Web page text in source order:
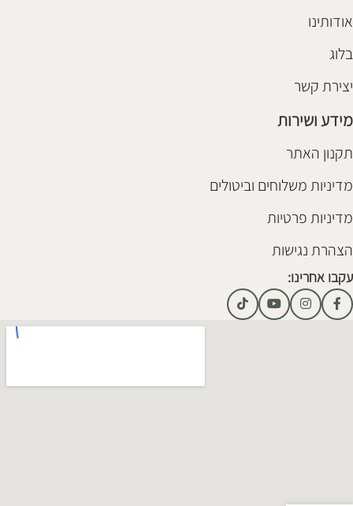
אודותינו
בלוג
יצירת קשר
מידע ושירות
תקנון האתר
מדיניות משלוחים וביטולים
מדיניות פרטיות
הצהרת נגישות
עקבו אחרינו: